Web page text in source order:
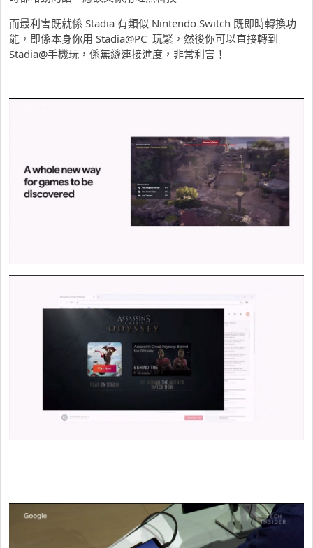
而最利害既就係 Stadia 有類似 Nintendo Switch 既即時轉換功
能，即係本身你用 Stadia@PC 玩緊，然後你可以直接轉到
Stadia@手機玩，係無縫連接進度，非常利害！